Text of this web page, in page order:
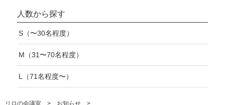
人数から探す
S（〜30名程度）
M（31〜70名程度）
L（71名程度〜）
リロの会議室
お知らせ